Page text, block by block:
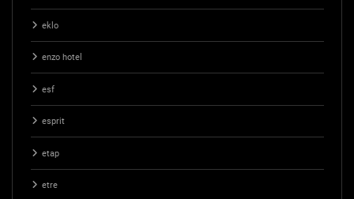
eklo
enzo hotel
esf
esprit
etap
etre